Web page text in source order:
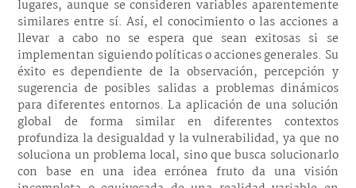
lugares, aunque se consideren variables aparentemente
similares entre sí. Así, el conocimiento o las acciones a
llevar a cabo no se espera que sean exitosas si se
implementan siguiendo políticas o acciones generales. Su
éxito es dependiente de la observación, percepción y
sugerencia de posibles salidas a problemas dinámicos
para diferentes entornos. La aplicación de una solución
global de forma similar en diferentes contextos
profundiza la desigualdad y la vulnerabilidad, ya que no
soluciona un problema local, sino que busca solucionarlo
con base en una idea errónea fruto da una visión